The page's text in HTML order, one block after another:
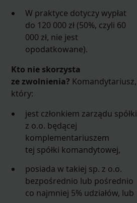
W praktyce dotyczy wypłat
do 120 000 zł (50%, czyli 60
000 zł, nie jest
opodatkowane).
Kto nie skorzysta
ze zwolnienia? Komandytariusz,
który:
jest członkiem zarządu spółki
z o.o. będącej
komplementariuszem
tej spółki komandytowej,
posiada w takiej sp. z o.o.
bezpośrednio lub pośrednio
co najmniej 5% udziałów, lub